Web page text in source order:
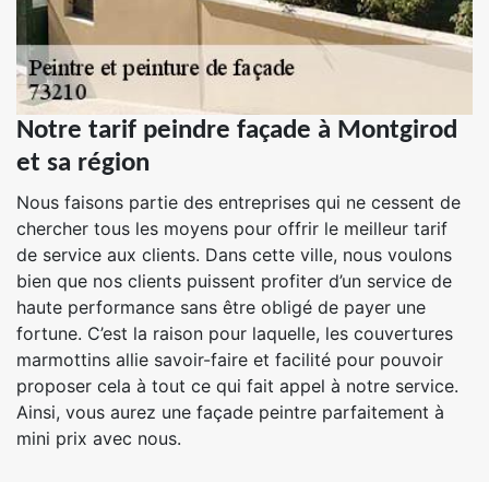
Notre tarif peindre façade à Montgirod
et sa région
Nous faisons partie des entreprises qui ne cessent de
chercher tous les moyens pour offrir le meilleur tarif
de service aux clients. Dans cette ville, nous voulons
bien que nos clients puissent profiter d’un service de
haute performance sans être obligé de payer une
fortune. C’est la raison pour laquelle, les couvertures
marmottins allie savoir-faire et facilité pour pouvoir
proposer cela à tout ce qui fait appel à notre service.
Ainsi, vous aurez une façade peintre parfaitement à
mini prix avec nous.